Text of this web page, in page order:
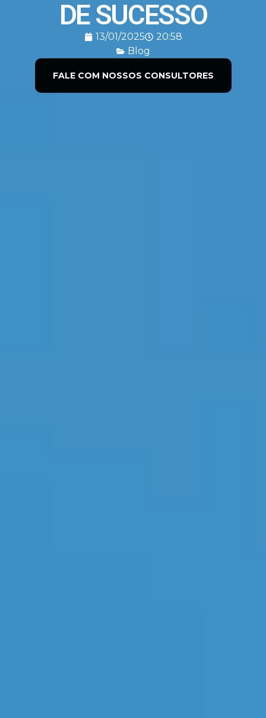
DE SUCESSO
13/01/2025
20:58
Blog
FALE COM NOSSOS CONSULTORES